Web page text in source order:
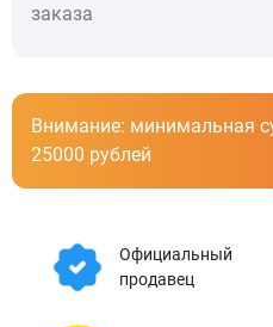
заказа
Внимание: минимальная
25000 рублей
Официальный
продавец